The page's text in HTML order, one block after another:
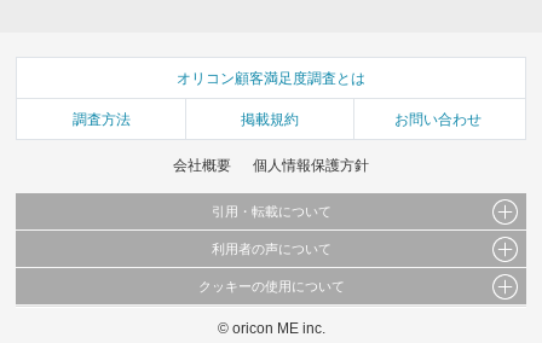
オリコン顧客満足度調査とは
調査方法 掲載規約 お問い合わせ
会社概要 個人情報保護方針
引用・転載について
当サイトで公開されている情報（文字、写真、イラスト、画像データ等）及びこれらの配
これらの情報を権利者の許可なく無断転載・複製などの二次利用を行うことは固く禁じて
利用者の声について
当サイトに掲載している内容はすべてサービスの利用者が提出された見解・感想です。
弊社の見解・ 意見ではないことをご理解いただいた上でご覧ください。
クッキーの使用について
このサイトでは Cookie を使用して、ユーザーに合わせたコンテンツや広告の表示、ソー
© oricon ME inc.